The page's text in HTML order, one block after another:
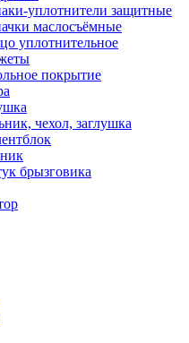
уплотнители защитные
маслосъёмные
уплотнительное
покрытие
чехол, заглушка
брызговика